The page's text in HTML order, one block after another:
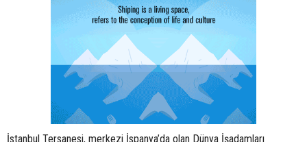
İstanbul Tersanesi, merkezi İspanya’da olan Dünya İşadamları